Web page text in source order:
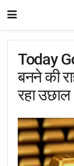
Today
बनने की
रहा उछाल